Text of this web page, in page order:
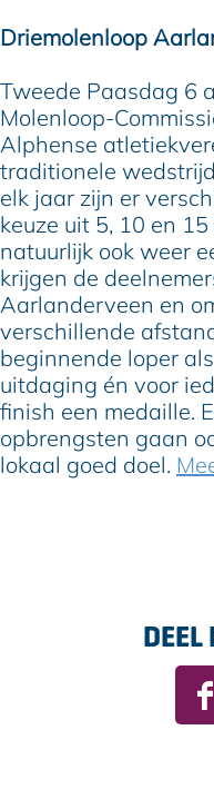
Driemolenloop
Tweede Paasdag 6
Molenloop-
Alphense
traditionele
elk jaar zijn er
keuze uit 5, 10 en
natuurlijk ook weer
krijgen de
Aarlanderveen en
verschillende
beginnende loper
uitdaging én voor
finish een medaille.
opbrengsten gaan
lokaal goed doel.
DEEL
D
e